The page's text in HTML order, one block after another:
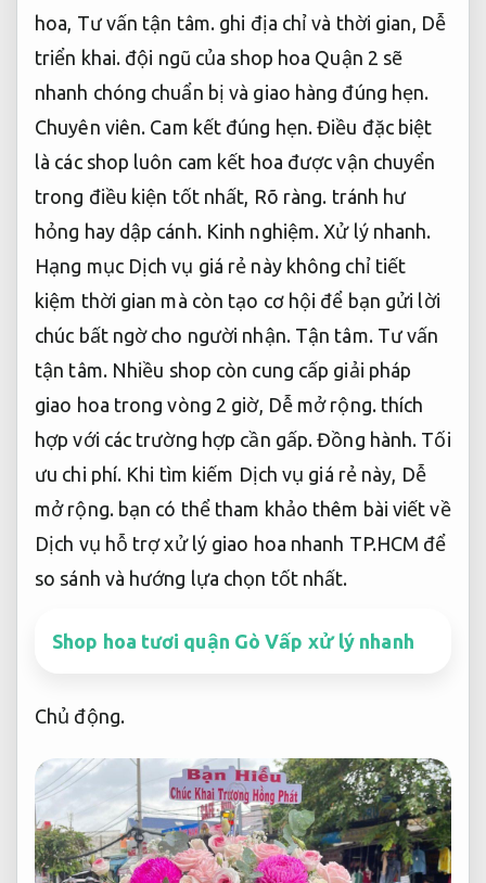
hoa, Tư vấn tận tâm. ghi địa chỉ và thời gian, Dễ
triển khai. đội ngũ của shop hoa Quận 2 sẽ
nhanh chóng chuẩn bị và giao hàng đúng hẹn.
Chuyên viên. Cam kết đúng hẹn. Điều đặc biệt
là các shop luôn cam kết hoa được vận chuyển
trong điều kiện tốt nhất, Rõ ràng. tránh hư
hỏng hay dập cánh. Kinh nghiệm. Xử lý nhanh.
Hạng mục Dịch vụ giá rẻ này không chỉ tiết
kiệm thời gian mà còn tạo cơ hội để bạn gửi lời
chúc bất ngờ cho người nhận. Tận tâm. Tư vấn
tận tâm. Nhiều shop còn cung cấp giải pháp
giao hoa trong vòng 2 giờ, Dễ mở rộng. thích
hợp với các trường hợp cần gấp.Đồng hành. Tối
ưu chi phí. Khi tìm kiếm Dịch vụ giá rẻ này, Dễ
mở rộng. bạn có thể tham khảo thêm bài viết về
Dịch vụ hỗ trợ xử lý giao hoa nhanh TP.HCM để
so sánh và hướng lựa chọn tốt nhất.
Shop hoa tươi quận Gò Vấp xử lý nhanh
Chủ động.